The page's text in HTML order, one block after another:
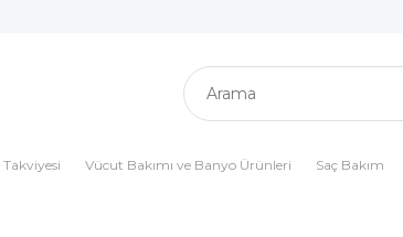
Vücut Bakımı ve Banyo Ürünleri Saç Bakım